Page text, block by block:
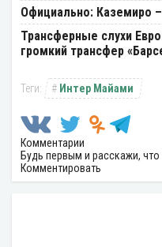
Официально: Каземиро
Трансферные слухи
громкий трансфер
Интер Майами
Комментарии
Будь первым и расскажи,
Комментировать